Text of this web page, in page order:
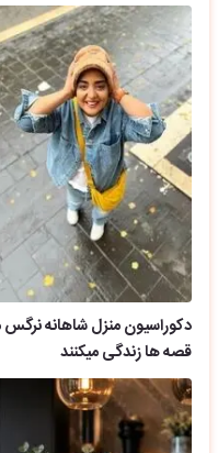
دکوراسیون منزل شاهانه
قصه ها زندگی میکنند